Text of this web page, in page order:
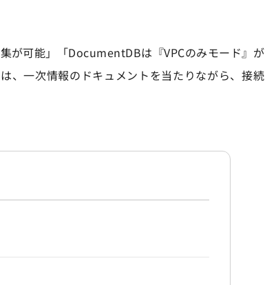
が可能」「DocumentDBは『VPCのみモード』が
、一次情報のドキュメントを当たりながら、接続